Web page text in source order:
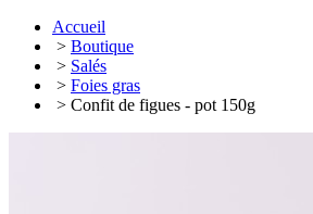
Accueil
> Boutique
> Salés
> Foies gras
> Confit de figues - pot 150g